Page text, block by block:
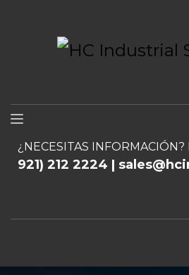
¿NECESITAS INFORMACIÓN?
921) 212 2224 |